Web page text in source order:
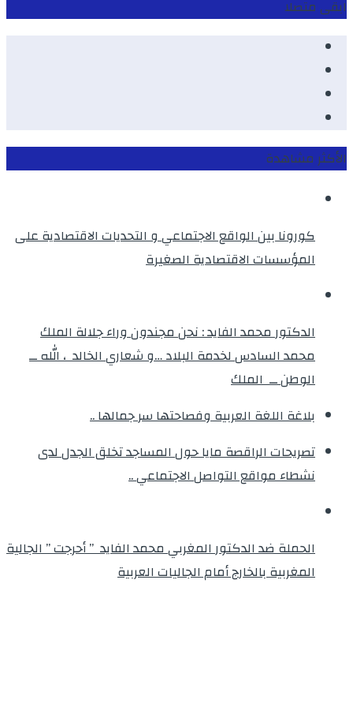
ابقى متصلا
الأكثر مشاهدة
كورونا بين الواقع الاجتماعي و التحديات الاقتصادية على
المؤسسات الاقتصادية الصغيرة
الدكتور محمد الفايد : نحن مجندون وراء جلالة الملك
محمد السادس لخدمة البلاد …و شعاري الخالد ، الله ــ
الوطن ــ الملك
بلاغة اللغة العربية وفصاحتها سر جمالها ..
تصريحات الراقصة مايا حول المساجد تخلق الجدل لدى
نشطاء مواقع التواصل الاجتماعي ..
الحملة ضد الدكتور المغربي محمد الفايد ” أحرجت ” الجالية
المغربية بالخارج أمام الجاليات العربية